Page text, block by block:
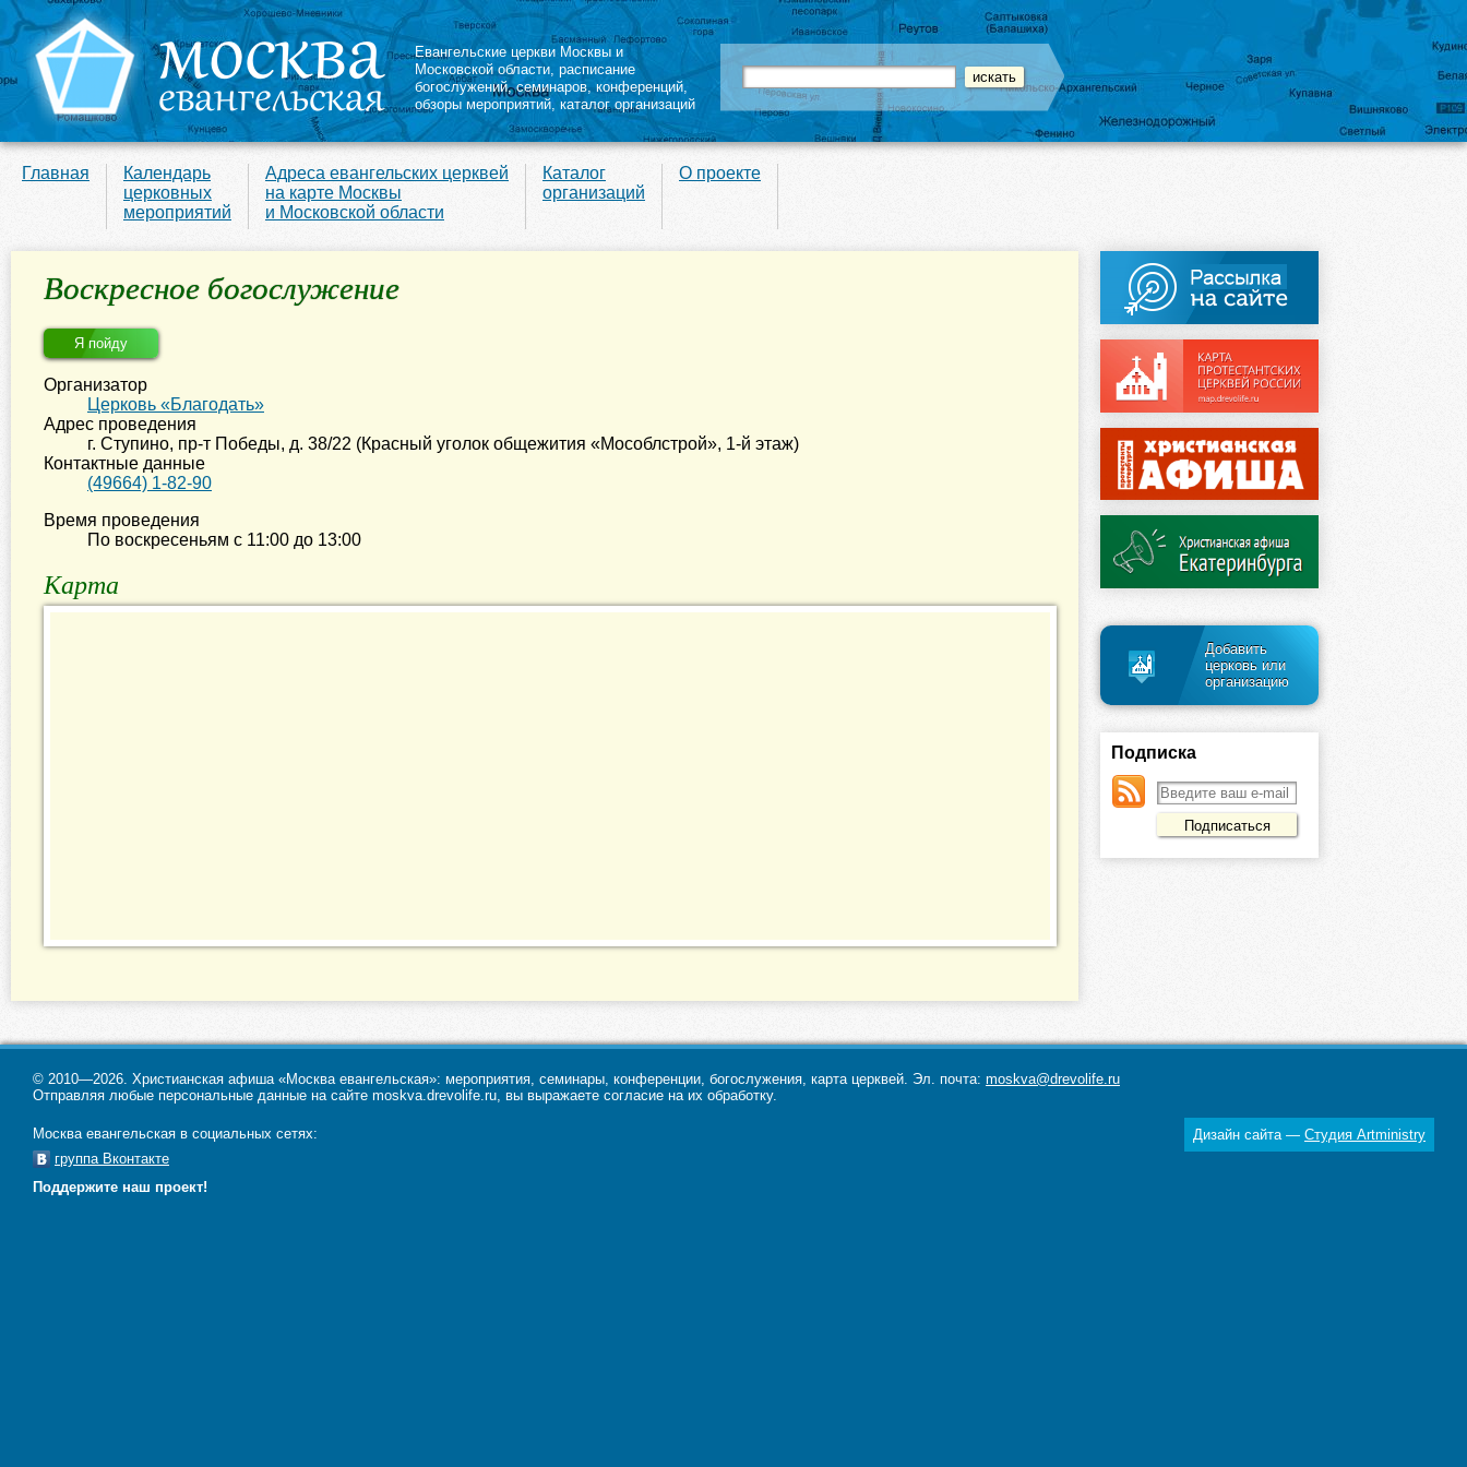
Евангельские церкви Москвы и
Московской области, расписание
богослужений,семинаров,конференций,
обзоры мероприятий, каталог организаций
Главная
Календарь
церковных
мероприятий
Адреса евангельских церквей
на карте Москвы
и Московской области
Каталог
организаций
О проекте
Воскресное богослужение
Я пойду
Организатор
Церковь «Благодать»
Адрес проведения
г. Ступино, пр-т Победы, д. 38/22 (Красный уголок общежития «Мособлстрой», 1-й этаж)
Контактные данные
(49664) 1-82-90
Время проведения
По воскресеньям с 11:00 до 13:00
Карта
Добавить
церковь или
организацию
Подписка
© 2010—2026. Христианская афиша «Москва евангельская»: мероприятия, семинары, конференции, богослужения, карта церквей. Эл. почта: moskva@drevolife.ru
Отправляя любые персональные данные на сайте moskva.drevolife.ru, вы выражаете согласие на их обработку.
Москва евангельская в социальных сетях:
группа Вконтакте
Дизайн сайта — Студия Artministry
Поддержите наш проект!